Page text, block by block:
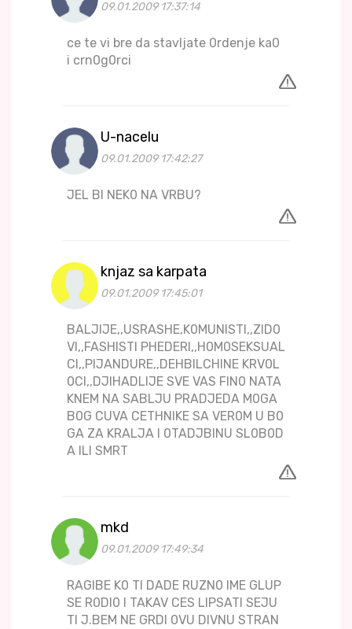
09.01.2009 17:37:14
ce te vi bre da stavljate 0rdenje ka0
i crn0g0rci
U-nacelu
09.01.2009 17:42:27
JEL BI NEK0 NA VRBU?
knjaz sa karpata
09.01.2009 17:45:01
BALJIJE,,USRASHE,K0MUNISTI,,ZID0
VI,,FASHISTI PHEDERI,,H0M0SEKSUAL
CI,,PIJANDURE,,DEHBILCHINE KRV0L
0CI,,DJIHADLIJE SVE VAS FIN0 NATA
KNEM NA SABLJU PRADJEDA M0GA
B0G CUVA CETHNIKE SA VER0M U B0
GA ZA KRALJA I 0TADJBINU SL0B0D
A ILI SMRT
mkd
09.01.2009 17:49:34
RAGIBE K0 TI DADE RUZN0 IME GLUP
SE R0DI0 I TAKAV CES LIPSATI SEJU
TI J.BEM NE GRDI 0VU DIVNU STRAN